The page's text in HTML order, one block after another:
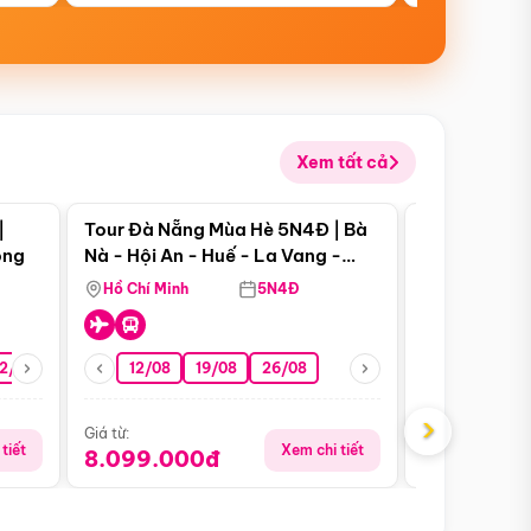
Xem tất cả
08 26/08 05/09 09/09 12/09
tiết
Điểm nổi bật
Tour Đà Nẵng Mùa Hè 5N4Đ | Bà
Nà - Hội An - Huế - La Vang -
Động Thiên Đường
Hồ Chí Minh 5N4Đ
12/08 19/08 26/08
Giá từ:
8.099.000đ Xem chi tiết
Giá từ:
›